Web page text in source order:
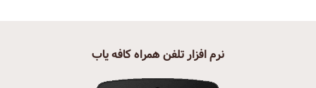
نرم افزار تلفن همراه کافه یاب